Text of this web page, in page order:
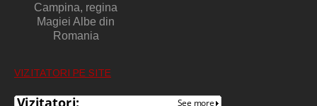
Campina, regina
Magiei Albe din
Romania
VIZITATORI PE SITE